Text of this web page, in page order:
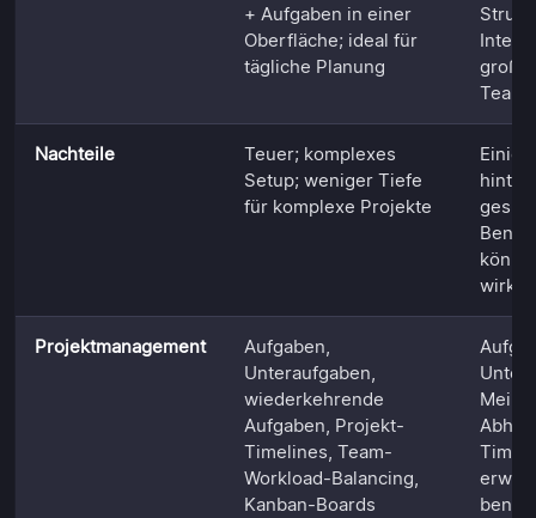
+ Aufgaben in einer
Oberfläche; ideal für
tägliche Planung
Nachteile
Teuer; komplexes
Setup; weniger Tiefe
für komplexe Projekte
hinter
wirken
Projektmanagement
Aufgaben,
Unteraufgaben,
wiederkehrende
Aufgaben, Projekt-
Timelines, Team-
Workload-Balancing,
Kanban-Boards